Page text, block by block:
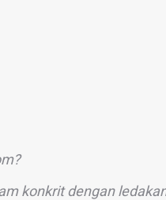
konkrit dengan